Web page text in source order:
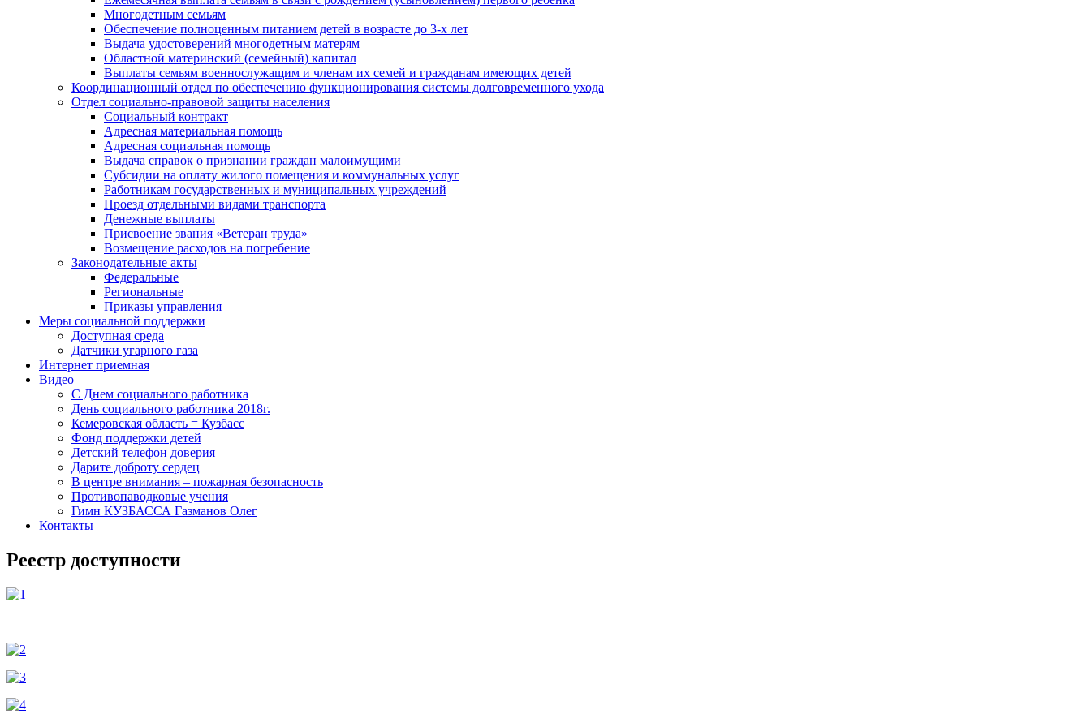
Многодетным семьям
Обеспечение полноценным питанием детей в возрасте до 3-х лет
Выдача удостоверений многодетным матерям
Областной материнский (семейный) капитал
Выплаты семьям военнослужащим и членам их семей и гражданам имеющих детей
Координационный отдел по обеспечению функционирования системы долговременного ухода
Отдел социально-правовой защиты населения
Социальный контракт
Адресная материальная помощь
Адресная социальная помощь
Выдача справок о признании граждан малоимущими
Субсидии на оплату жилого помещения и коммунальных услуг
Работникам государственных и муниципальных учреждений
Проезд отдельными видами транспорта
Денежные выплаты
Присвоение звания «Ветеран труда»
Возмещение расходов на погребение
Законодательные акты
Федеральные
Региональные
Приказы управления
Меры социальной поддержки
Доступная среда
Датчики угарного газа
Интернет приемная
Видео
С Днем социального работника
День социального работника 2018г.
Кемеровская область = Кузбасс
Фонд поддержки детей
Детский телефон доверия
Дарите доброту сердец
В центре внимания – пожарная безопасность
Противопаводковые учения
Гимн КУЗБАССА Газманов Олег
Контакты
Реестр доступности